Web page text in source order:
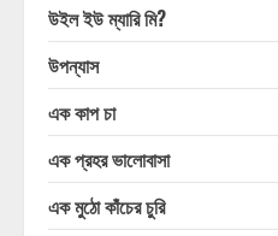
উইল ইউ ম্যারি মি?
উপন্যাস
এক কাপ চা
এক প্রহর ভালোবাসা
এক মুঠো কাঁচের চুরি